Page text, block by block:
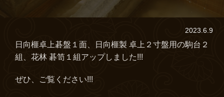
2023.6.9
日向榧卓上碁盤１面、日向榧製 卓上２寸盤用の駒台２
組、花林 碁笥１組アップしました!!!
ぜひ、ご覧ください!!!